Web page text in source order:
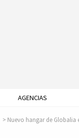
AGENCIAS
Nuevo hangar de Globalia